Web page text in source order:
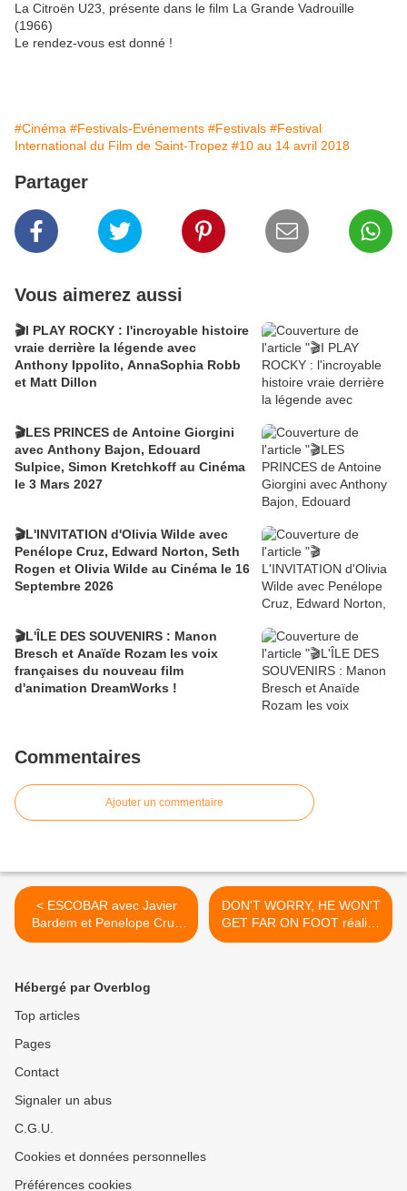
La Citroën U23, présente dans le film La Grande Vadrouille
(1966)
Le rendez-vous est donné !
#Cinéma #Festivals-Evénements #Festivals #Festival
International du Film de Saint-Tropez #10 au 14 avril 2018
Partager
Vous aimerez aussi
🎬I PLAY ROCKY : l'incroyable histoire
vraie derrière la légende avec
Anthony Ippolito, AnnaSophia Robb
et Matt Dillon
🎬LES PRINCES de Antoine Giorgini
avec Anthony Bajon, Edouard
Sulpice, Simon Kretchkoff au Cinéma
le 3 Mars 2027
🎬L'INVITATION d'Olivia Wilde avec
Penélope Cruz, Edward Norton, Seth
Rogen et Olivia Wilde au Cinéma le 16
Septembre 2026
🎬L'ÎLE DES SOUVENIRS : Manon
Bresch et Anaïde Rozam les voix
françaises du nouveau film
d'animation DreamWorks !
Commentaires
Ajouter un commentaire
< ESCOBAR avec Javier
Bardem et Penelope Cruz
au Cinéma le 18 Avril 2018
DON'T WORRY, HE WON'T
GET FAR ON FOOT réalisé
par Gus Van Sant avec
Hébergé par Overblog
Top articles
Pages
Contact
Signaler un abus
C.G.U.
Cookies et données personnelles
Préférences cookies